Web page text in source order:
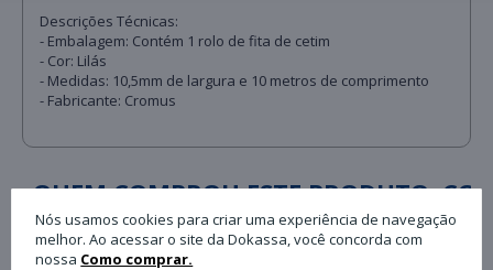
Descrições Técnicas:
- Embalagem: Contém 1 rolo de fita de cetim
- Cor: Lilás
- Medidas: 10,5mm de largura e 10 metros de comprimento
- Fabricante: Cromus
QUEM COMPROU ESTE PRODUTO,
Nós usamos cookies para criar uma experiência de navegação
melhor. Ao acessar o site da Dokassa, você concorda com
nossa Como comprar.